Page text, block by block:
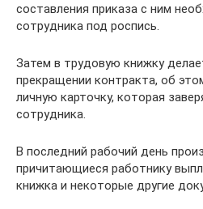
составления приказа с ним
сотрудника под роспись.
Затем в трудовую книжку
прекращении контракта, об
личную карточку, которая
сотрудника.
В последний рабочий день
причитающиеся работнику
книжка и некоторые другие